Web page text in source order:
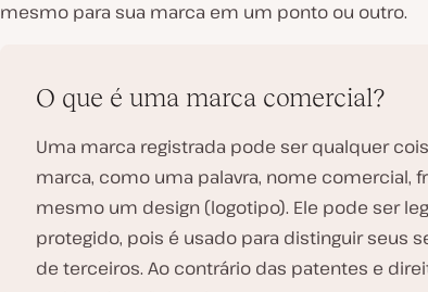
mesmo para sua marca em um ponto ou outro.
O que é uma marca comercial?
Uma marca registrada pode ser qualquer
marca, como uma palavra, nome comercial,
mesmo um design (logotipo). Ele pode ser
protegido, pois é usado para distinguir seus
de terceiros. Ao contrário das patentes e